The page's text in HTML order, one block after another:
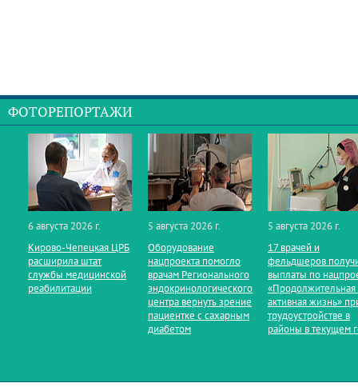
ФОТОРЕПОРТАЖИ
6 августа 2026 г.
Кирово‑Чепецкая ЦРБ
расширила штат
службы медицинской
реабилитации
5 августа 2026 г.
Оборудование
нацпроекта помогло
врачам Регионального
эндокринологического
центра вернуть зрение
пациентке с сахарным
диабетом
5 августа 2026 г.
17 врачей и
фельдшеров
выплаты по
«Продолжительная
активная жизнь»
трудоустройстве в
районы в текущем